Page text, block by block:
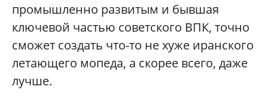
промышленно развитым и бывшая
ключевой частью советского ВПК, точно
сможет создать что-то не хуже иранского
летающего мопеда, а скорее всего, даже
лучше.